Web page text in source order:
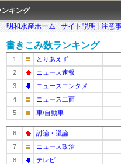
キング
明和水産ホーム サイト説明 注意
書きこみ数ランキング
1
とりあえず
2
ニュース速報
3
ニュースエンタメ
4
ニュース二面
5
車/自動車
6
討論・議論
7
ニュース政治
8
テレビ